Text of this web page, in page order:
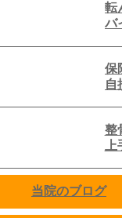
転
バ
保
自
整
当院のブログ